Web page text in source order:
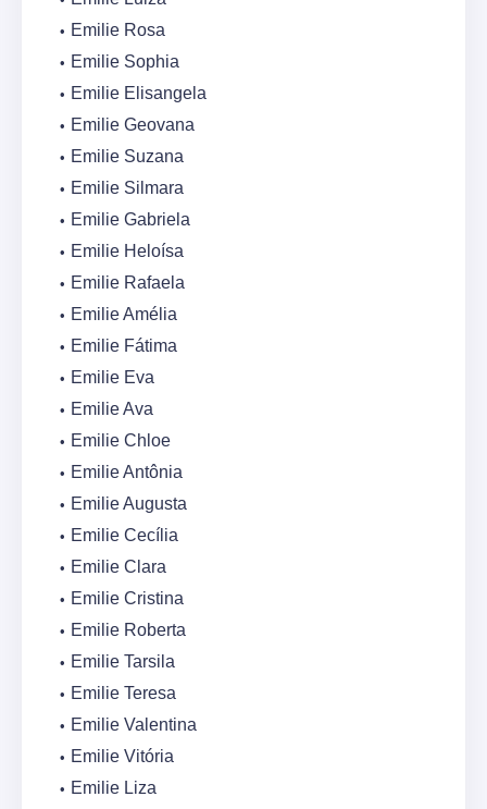
Emilie Rosa
Emilie Sophia
Emilie Elisangela
Emilie Geovana
Emilie Suzana
Emilie Silmara
Emilie Gabriela
Emilie Heloísa
Emilie Rafaela
Emilie Amélia
Emilie Fátima
Emilie Eva
Emilie Ava
Emilie Chloe
Emilie Antônia
Emilie Augusta
Emilie Cecília
Emilie Clara
Emilie Cristina
Emilie Roberta
Emilie Tarsila
Emilie Teresa
Emilie Valentina
Emilie Vitória
Emilie Liza